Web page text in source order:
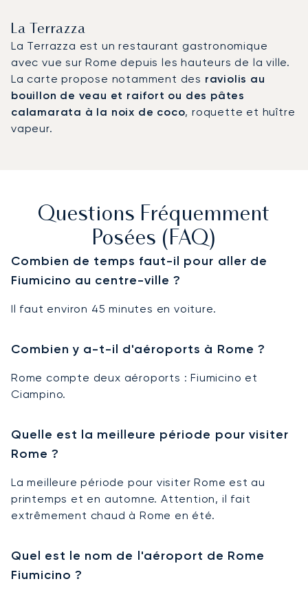
La Terrazza
La Terrazza est un restaurant gastronomique
avec vue sur Rome depuis les hauteurs de la ville.
La carte propose notamment des raviolis au
bouillon de veau et raifort ou des pâtes
calamarata à la noix de coco, roquette et huître
vapeur.
Questions Fréquemment
Posées (FAQ)
Combien de temps faut-il pour aller de
Fiumicino au centre-ville ?
Il faut environ 45 minutes en voiture.
Combien y a-t-il d'aéroports à Rome ?
Rome compte deux aéroports : Fiumicino et
Ciampino.
Quelle est la meilleure période pour visiter
Rome ?
La meilleure période pour visiter Rome est au
printemps et en automne. Attention, il fait
extrêmement chaud à Rome en été.
Quel est le nom de l'aéroport de Rome
Fiumicino ?